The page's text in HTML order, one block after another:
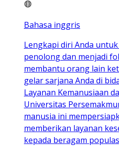
Bahasa inggris
Lengkapi diri Anda
penolong dan menjadi
membantu orang lain
gelar sarjana Anda di
Layanan Kemanusiaan
Universitas
manusia ini
memberikan layanan
kepada beragam